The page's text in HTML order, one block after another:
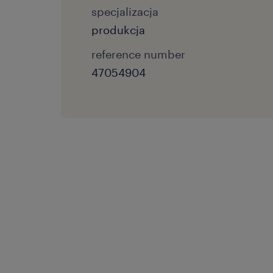
specjalizacja
produkcja
reference number
47054904